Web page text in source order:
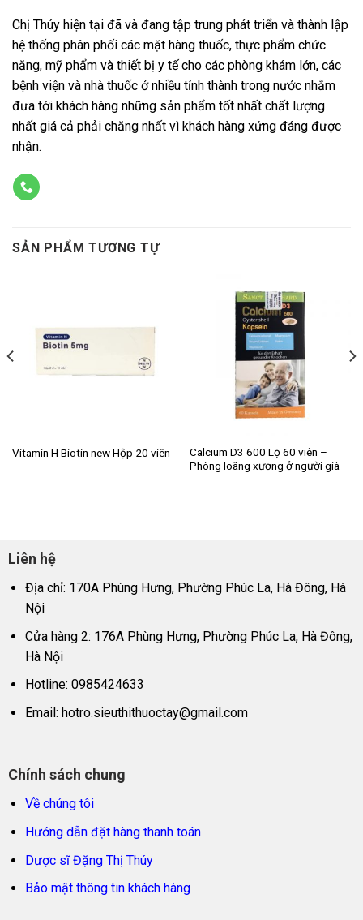
Chị Thúy hiện tại đã và đang tập trung phát triển và thành lập
hệ thống phân phối các mặt hàng thuốc, thực phẩm chức
năng, mỹ phẩm và thiết bị y tế cho các phòng khám lớn, các
bệnh viện và nhà thuốc ở nhiều tỉnh thành trong nước nhằm
đưa tới khách hàng những sản phẩm tốt nhất chất lượng
nhất giá cả phải chăng nhất vì khách hàng xứng đáng được
nhận.
SẢN PHẨM TƯƠNG TỰ
Vitamin H Biotin new Hộp 20 viên
Calcium D3 600 Lọ 60 viên –
Phòng loãng xương ở người già
Liên hệ
Địa chỉ: 170A Phùng Hưng, Phường Phúc La, Hà Đông, Hà
Nội
Cửa hàng 2: 176A Phùng Hưng, Phường Phúc La, Hà Đông,
Hà Nội
Hotline: 0985424633
Email: hotro.sieuthithuoctay@gmail.com
Chính sách chung
Về chúng tôi
Hướng dẫn đặt hàng thanh toán
Dược sĩ Đặng Thị Thúy
Bảo mật thông tin khách hàng